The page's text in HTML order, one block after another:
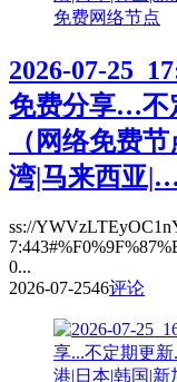
免费网络节点
2026-07-
免费分享…不
（网络免费
湾|马来西亚|…
ss://
0...
2026-07-2546评论